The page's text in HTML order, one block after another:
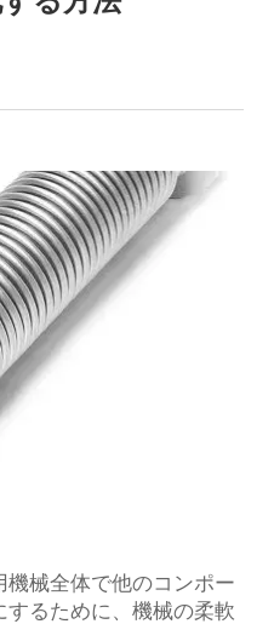
械全体で他のコンポー
るために、機械の柔軟